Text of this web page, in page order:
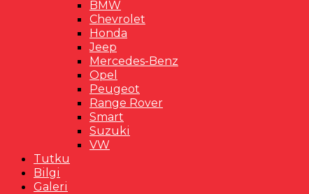
BMW
Chevrolet
Honda
Jeep
Mercedes-Benz
Opel
Peugeot
Range Rover
Smart
Suzuki
VW
Tutku
Bilgi
Galeri